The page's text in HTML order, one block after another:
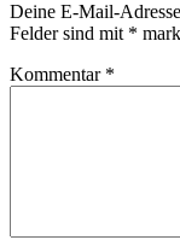
Deine E-Mail-
Felder sind mit *
Kommentar *